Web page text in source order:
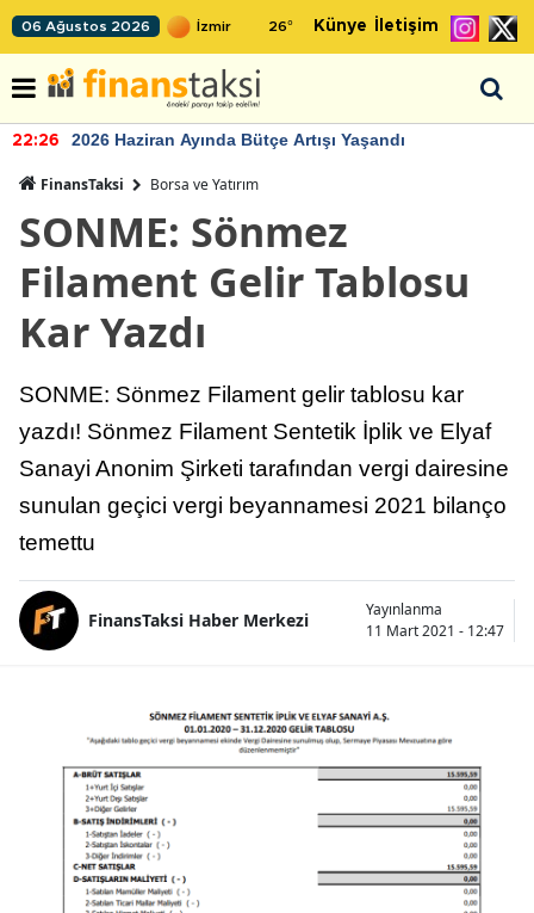
06 Ağustos 2026 26° Künye İletişim
22:26 2026 Haziran Ayında Bütçe Artışı Yaşandı
FinansTaksi Borsa ve Yatırım
SONME: Sönmez
Filament Gelir Tablosu
Kar Yazdı
SONME: Sönmez Filament gelir tablosu kar
yazdı! Sönmez Filament Sentetik İplik ve Elyaf
Sanayi Anonim Şirketi tarafından vergi dairesine
sunulan geçici vergi beyannamesi 2021 bilanço
temettu
FinansTaksi Haber Merkezi
Yayınlanma
11 Mart 2021 - 12:47